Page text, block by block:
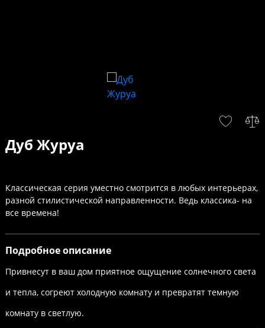
Дуб Журуа
Классическая серия уместно смотрится в любых интерьерах,
разной стилистической направленности. Ведь классика- на
все времена!
Подробное описание
Привнесут в ваш дом приятное ощущение солнечного света
и тепла, согреют холодную комнату и превратят темную
комнату в светлую.